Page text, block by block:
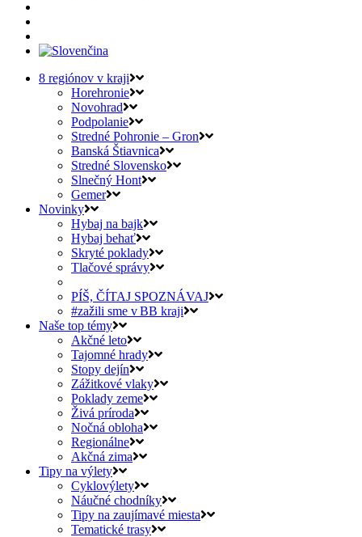
8 regiónov v kraji
Horehronie
Novohrad
Podpolanie
Stredné Pohronie – Gron
Banská Štiavnica
Stredné Slovensko
Slnečný Hont
Gemer
Novinky
Hybaj na bajk
Hybaj behať
Skryté poklady
Tlačové správy
PÍŠ, ČÍTAJ SPOZNÁVAJ
#zažili sme v BB kraji
Naše top témy
Akčné leto
Tajomné hrady
Stopy dejín
Zážitkové vlaky
Poklady zeme
Živá príroda
Nočná obloha
Regionálne
Akčná zima
Tipy na výlety
Cyklovýlety
Náučné chodníky
Tipy na zaujímavé miesta
Tematické trasy